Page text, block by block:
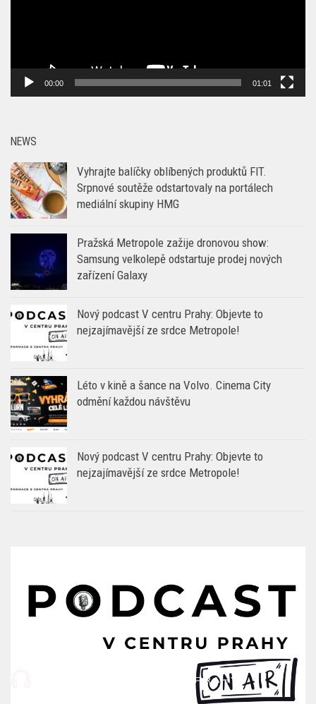
00:00 01:01
NEWS
Vyhrajte balíčky oblíbených produktů FIT.
Srpnové soutěže odstartovaly na portálech
mediální skupiny HMG
Pražská Metropole zažije dronovou show:
Samsung velkolepě odstartuje prodej nových
zařízení Galaxy
Nový podcast V centru Prahy: Objevte to
nejzajímavější ze srdce Metropole!
Léto v kině a šance na Volvo. Cinema City
odmění každou návštěvu
Nový podcast V centru Prahy: Objevte to
nejzajímavější ze srdce Metropole!